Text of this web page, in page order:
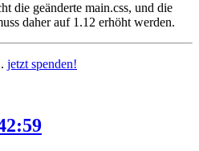
die geänderte main.css, und die
daher auf 1.12 erhöht werden.
jetzt spenden!